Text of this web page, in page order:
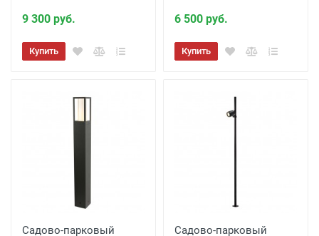
9 300 руб.
Купить
6 500 руб.
Купить
Садово-парковый
Садово-парковый